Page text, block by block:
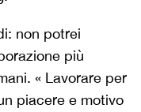
non potrei
più
« Lavorare per
piacere e motivo